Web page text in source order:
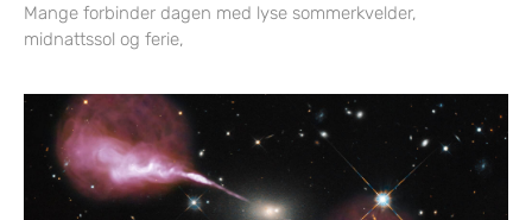
Mange forbinder dagen med lyse sommerkvelder,
midnattssol og ferie,